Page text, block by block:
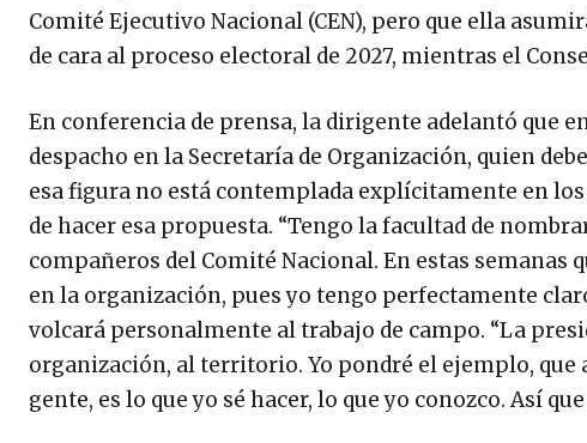
Comité Ejecutivo Nacional (CEN), pero que ella
de cara al proceso electoral de 2027, mientras el
En conferencia de prensa, la dirigente adelantó que
despacho en la Secretaría de Organización, quien
esa figura no está contemplada explícitamente en
de hacer esa propuesta. “Tengo la facultad de
compañeros del Comité Nacional. En estas semanas
en la organización, pues yo tengo perfectamente
volcará personalmente al trabajo de campo. “La
organización, al territorio. Yo pondré el ejemplo,
gente, es lo que yo sé hacer, lo que yo conozco. Así